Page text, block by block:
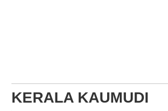
KERALA KAUMUDI